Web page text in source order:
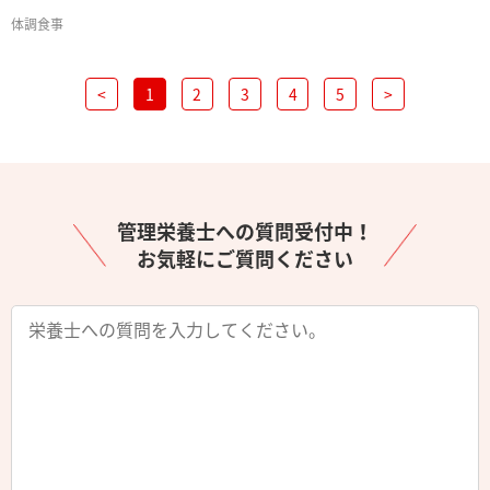
体調食事
< 1 2 3 4 5 >
管理栄養士への質問受付中！
お気軽にご質問ください